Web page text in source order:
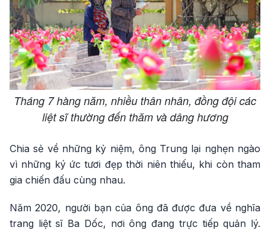
Tháng 7 hàng năm, nhiều thân nhân, đồng đội các
liệt sĩ thường đến thăm và dâng hương
Chia sẻ về những kỷ niệm, ông Trung lại nghẹn ngào
vì những ký ức tươi đẹp thời niên thiếu, khi còn tham
gia chiến đấu cùng nhau.
Năm 2020, người bạn của ông đã được đưa về nghĩa
trang liệt sĩ Ba Dốc, nơi ông đang trực tiếp quản lý.